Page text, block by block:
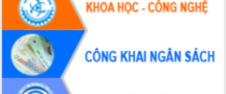
UBND tỉnh Đắk Lắk triển khai công tác
quốc phòng, quân sự địa phương năm
Đắk Lắk tập trung toàn lực khắc phục
tồn tại IUU, sẵn sàng làm việc với
Đoàn thanh tra EC
Chủ tịch UBND tỉnh Tạ Anh Tuấn thăm,
chúc mừng các bệnh viện nhân Ngày